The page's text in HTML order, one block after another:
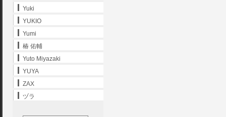
Yuki
YUKIO
Yumi
椿 佑輔
Yuto Miyazaki
YUYA
ZAX
ヅラ